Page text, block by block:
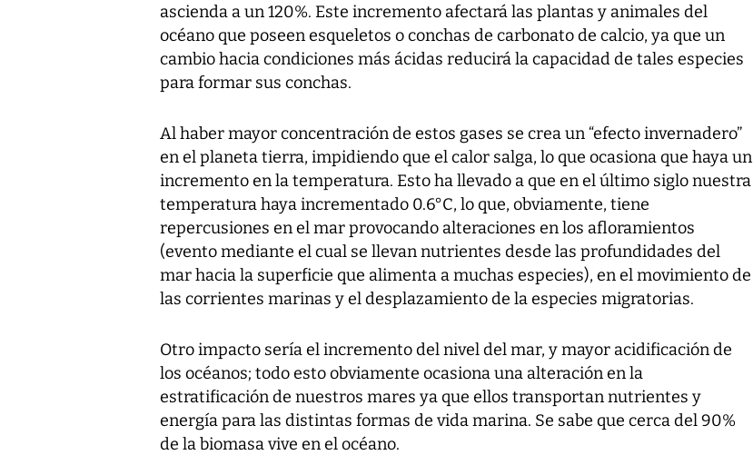
ascienda a un 120%. Este incremento afectará las plantas y animales del
océano que poseen esqueletos o conchas de carbonato de calcio, ya que un
cambio hacia condiciones más ácidas reducirá la capacidad de tales especies
para formar sus conchas.
Al haber mayor concentración de estos gases se crea un “efecto invernadero”
en el planeta tierra, impidiendo que el calor salga, lo que ocasiona que haya un
incremento en la temperatura. Esto ha llevado a que en el último siglo nuestra
temperatura haya incrementado 0.6°C, lo que, obviamente, tiene
repercusiones en el mar provocando alteraciones en los afloramientos
(evento mediante el cual se llevan nutrientes desde las profundidades del
mar hacia la superficie que alimenta a muchas especies), en el movimiento de
las corrientes marinas y el desplazamiento de la especies migratorias.
Otro impacto sería el incremento del nivel del mar, y mayor acidificación de
los océanos; todo esto obviamente ocasiona una alteración en la
estratificación de nuestros mares ya que ellos transportan nutrientes y
energía para las distintas formas de vida marina. Se sabe que cerca del 90%
de la biomasa vive en el océano.